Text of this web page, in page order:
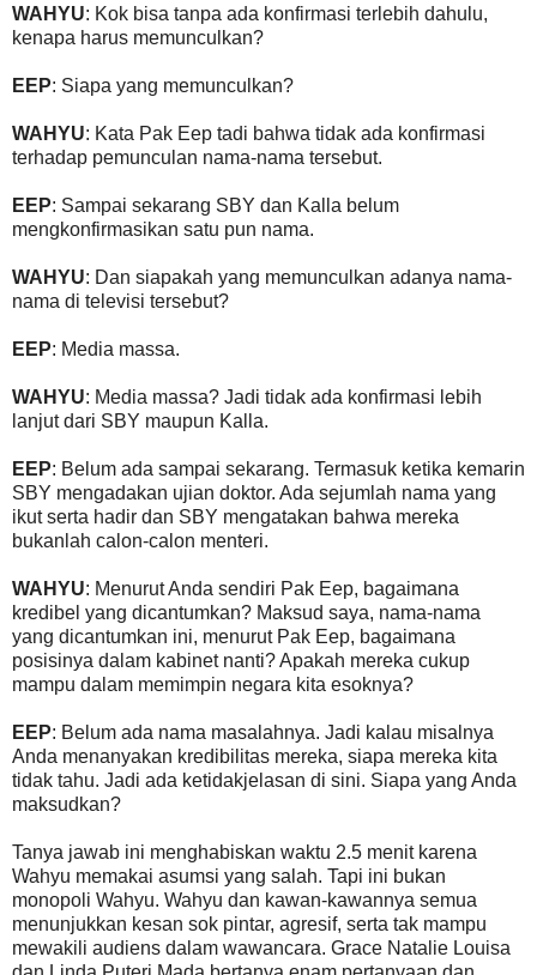
WAHYU: Kok bisa tanpa ada konfirmasi terlebih dahulu,
kenapa harus memunculkan?
EEP: Siapa yang memunculkan?
WAHYU: Kata Pak Eep tadi bahwa tidak ada konfirmasi
terhadap pemunculan nama-nama tersebut.
EEP: Sampai sekarang SBY dan Kalla belum
mengkonfirmasikan satu pun nama.
WAHYU: Dan siapakah yang memunculkan adanya nama-
nama di televisi tersebut?
EEP: Media massa.
WAHYU: Media massa? Jadi tidak ada konfirmasi lebih
lanjut dari SBY maupun Kalla.
EEP: Belum ada sampai sekarang. Termasuk ketika kemarin
SBY mengadakan ujian doktor. Ada sejumlah nama yang
ikut serta hadir dan SBY mengatakan bahwa mereka
bukanlah calon-calon menteri.
WAHYU: Menurut Anda sendiri Pak Eep, bagaimana
kredibel yang dicantumkan? Maksud saya, nama-nama
yang dicantumkan ini, menurut Pak Eep, bagaimana
posisinya dalam kabinet nanti? Apakah mereka cukup
mampu dalam memimpin negara kita esoknya?
EEP: Belum ada nama masalahnya. Jadi kalau misalnya
Anda menanyakan kredibilitas mereka, siapa mereka kita
tidak tahu. Jadi ada ketidakjelasan di sini. Siapa yang Anda
maksudkan?
Tanya jawab ini menghabiskan waktu 2.5 menit karena
Wahyu memakai asumsi yang salah. Tapi ini bukan
monopoli Wahyu. Wahyu dan kawan-kawannya semua
menunjukkan kesan sok pintar, agresif, serta tak mampu
mewakili audiens dalam wawancara. Grace Natalie Louisa